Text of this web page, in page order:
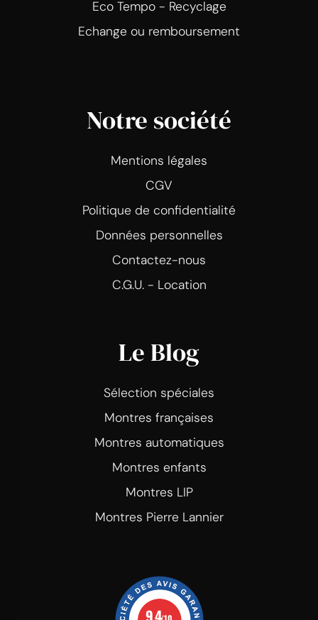
Eco Tempo - Recyclage
Echange ou remboursement
Notre société
Mentions légales
CGV
Politique de confidentialité
Données personnelles
Contactez-nous
C.G.U. - Location
Le Blog
Sélection spéciales
Montres françaises
Montres automatiques
Montres enfants
Montres LIP
Montres Pierre Lannier